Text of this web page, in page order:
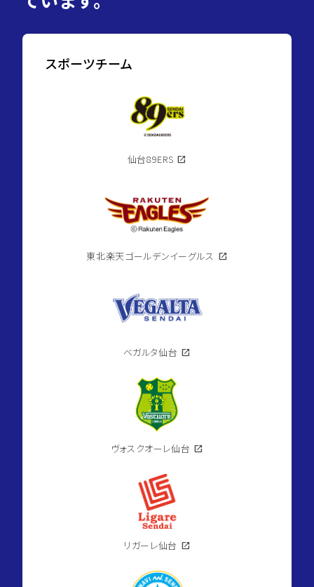
スポーツチーム
仙台89ERS open_in_new
東北楽天ゴールデンイーグルス open_in_new
ベガルタ仙台 open_in_new
ヴォスクオーレ仙台 open_in_new
リガーレ仙台 open_in_new